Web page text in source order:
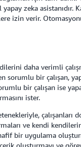
zeka asistanıdır.
izin verir.
daha verimli
bir çalışan,
bir çalışan ise
ister.
çalışanları
ve kendi
bir uygulama
oluşturmayı ve